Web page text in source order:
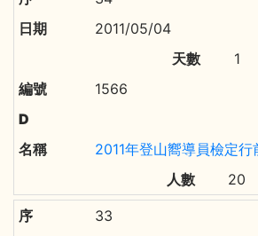
2011/05/04
1
1566
2011年登山嚮導員檢定行
20
33